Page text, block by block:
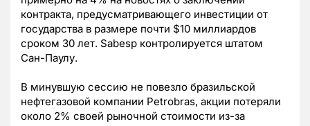
контракта, предусматривающего инвестиции от
государства в размере почти $10 миллиардов
сроком 30 лет. Sabesp контролируется штатом
Сан-Паулу.
В минувшую сессию не повезло бразильской
нефтегазовой компании Petrobras, акции потеряли
около 2% своей рыночной стоимости из-за